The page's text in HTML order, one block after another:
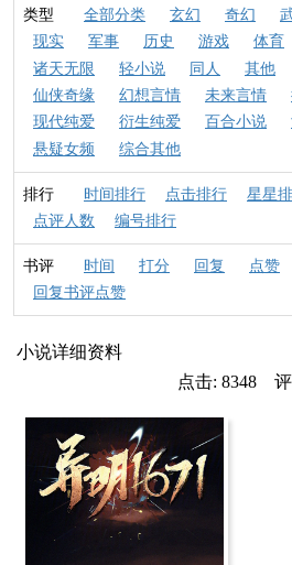
类型 全部分类 玄幻 奇幻
现实
军事 历史 游戏 体育
诸天无限
轻小说 同人 其他
仙侠奇缘
幻想言情 未来言情
现代纯爱
衍生纯爱 百合小说
悬疑女频
综合其他
排行 时间排行 点击排行 星星
点评人数
编号排行
书评 时间 打分 回复 点赞
回复书评点赞
小说详细资料
点击: 8348